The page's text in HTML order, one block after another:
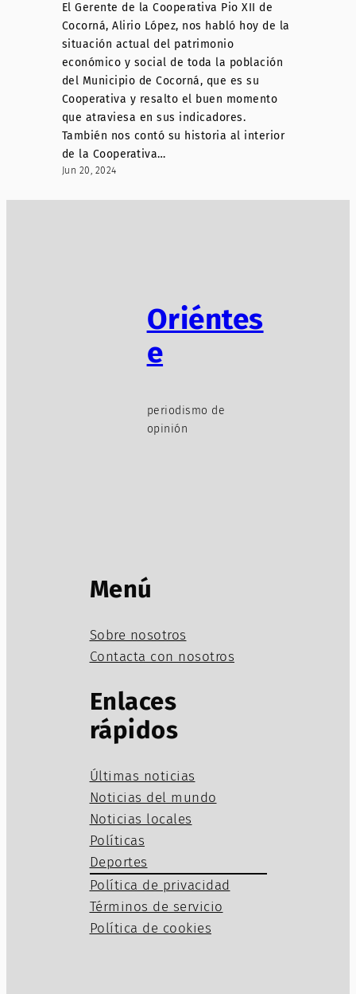
El Gerente de la Cooperativa Pio XII de
Cocorná, Alirio López, nos habló hoy de la
situación actual del patrimonio
económico y social de toda la población
del Municipio de Cocorná, que es su
Cooperativa y resalto el buen momento
que atraviesa en sus indicadores.
También nos contó su historia al interior
de la Cooperativa…
Jun 20, 2024
Oriéntes
e
periodismo de
opinión
Menú
Sobre nosotros
Contacta con nosotros
Enlaces
rápidos
Últimas noticias
Noticias del mundo
Noticias locales
Políticas
Deportes
Política de privacidad
Términos de servicio
Política de cookies